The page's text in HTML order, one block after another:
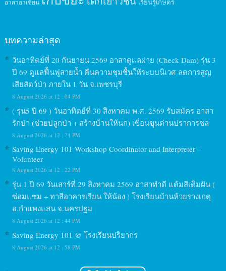
อาสาอาเซียน
บทความล่าสุด
วันอาทิตย์ที่ 20 กันยายน 2569 อาสาดูแลฝาย (Check Dam) รุ่น 3
ปี 69 ดูแลฟื้นฟูสายน้ำ คืนความชุมชื้นให้ระบบนิเวศ ลดการสูญ
เสียสัตว์ป่า ภายใน 1 วัน จ.เพชรบุรี
8 August 2026 at 12 : 04 PM
( รุ่น5 ปี 69 ) วันอาทิตย์ที่ 30 สิงหาคม พ.ศ. 2569 รับสมัคร อาสา
รักป่า (ช่วยปลูกป่า + สร้างบ้านให้นก) เขื่อนขุนด่านปราการชล
8 August 2026 at 12 : 24 PM
Saving Energy 101 Workshop Coordinator and Interpreter –
Volunteer
8 August 2026 at 12 : 22 PM
รุ่น 1 ปี 69 วันเสาร์ที่ 29 สิงหาคม 2569 อาสาทำดี แต้มสีเติมฝัน (
ซ่อมแซม + ทาสีอาคารเรียน ให้น้อง ) โรงเรียนบ้านห้วยรางเกตุ
อ.กำแพงแสน จ.นครปฐม
8 August 2026 at 12 : 44 PM
Saving Energy 101 @ โรงเรียนปริยากร
8 August 2026 at 12 : 58 PM